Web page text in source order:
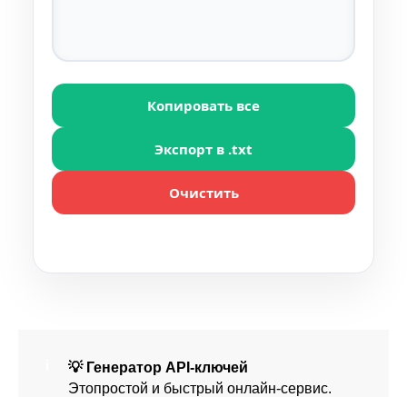
Копировать все
Экспорт в .txt
Очистить
💡 Генератор API-ключей
Этопростой и быстрый онлайн-сервис.